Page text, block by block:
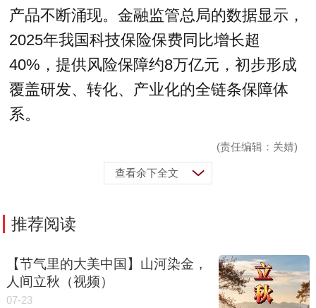
产品不断涌现。金融监管总局的数据显示，
2025年我国科技保险保费同比增长超
40%，提供风险保障约8万亿元，初步形成
覆盖研发、转化、产业化的全链条保障体
系。
(责任编辑：关婧)
查看余下全文
推荐阅读
【节气里的大美中国】山河染金，
人间立秋（视频）
07-23